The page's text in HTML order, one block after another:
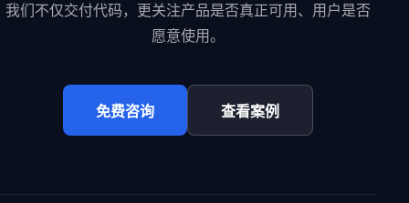
我们不仅交付代码，更关注产品是否真正可用、用户是否
愿意使用。
免费咨询 查看案例